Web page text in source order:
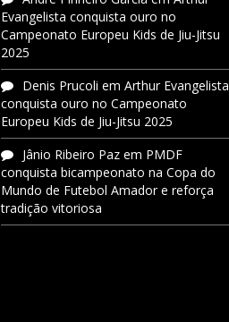
Evangelista conquista ouro no
Campeonato Europeu Kids de Jiu-Jitsu
2025
Denis Prucoli em Arthur Evangelista
conquista ouro no Campeonato
Europeu Kids de Jiu-Jitsu 2025
Jânio Ribeiro Paz em PMDF
conquista bicampeonato na Copa do
Mundo de Futebol Amador e reforça
tradição vitoriosa